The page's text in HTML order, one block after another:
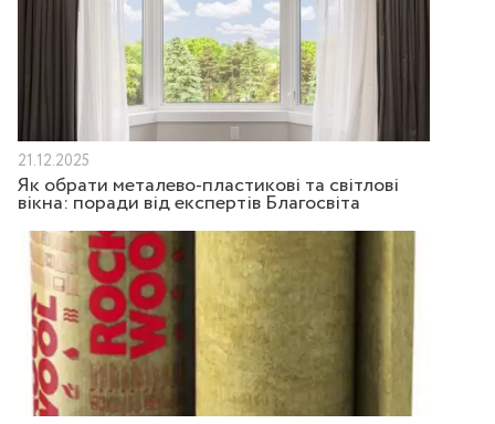
21.12.2025
Як обрати металево-пластикові та світлові
вікна: поради від експертів Благосвіта